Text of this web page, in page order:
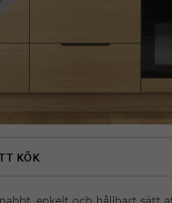
KÖK
enkelt och hållbart sätt